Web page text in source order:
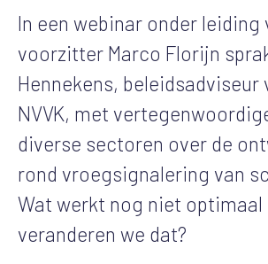
In een webinar onder leiding
voorzitter Marco Florijn
Hennekens, beleidsadviseur
NVVK, met
diverse sectoren over de
rond vroegsignalering van
Wat werkt nog niet optimaal
veranderen we dat?